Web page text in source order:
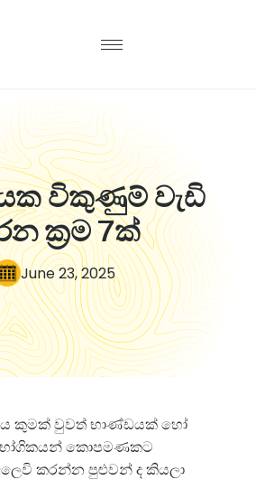
විකුණුම් වැඩි
ක්‍රම 7ක්
June 23, 2025
කුමක් වුවත් භාණ්ඩයක් හෝ
කොපමණකට
කරන්න පුළුවන් ද කියලා